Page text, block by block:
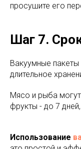
просушите его
Шаг 7.
Вакуумные
длительное
Мясо и рыба
фрукты - до 7
Использование